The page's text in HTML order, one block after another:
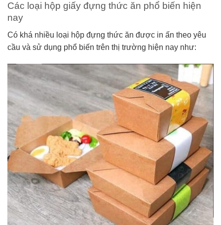
Các loại hộp giấy đựng thức ăn phổ biến hiện
nay
Có khá nhiều loại hộp đựng thức ăn được in ấn theo yêu
cầu và sử dụng phổ biến trên thị trường hiện nay như: